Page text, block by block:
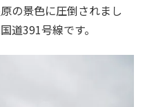
の景色に圧倒されまし
道391号線です。